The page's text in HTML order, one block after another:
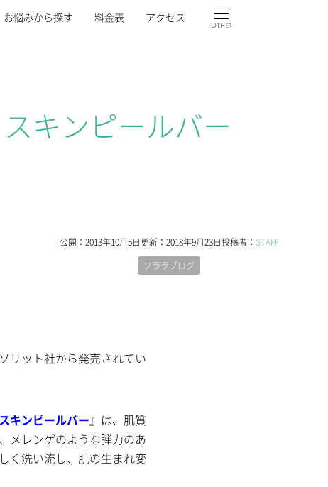
お悩みから探す 料金表 アクセス
Other
スキンピールバー
公開： 2013年10月5日更新： 2018年9月23日投稿者： STAFF
ソララブログ
リット社から発売されてい
スキンピールバー』は、肌質
メレンゲのような弾力のあ
く洗い流し、肌の生まれ変